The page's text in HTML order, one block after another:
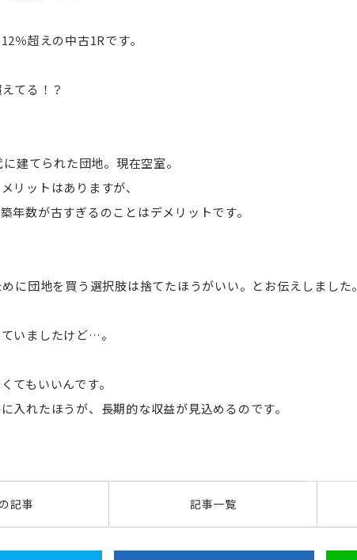
％超えの中古1Rです。
てる！？
建てられた団地。現在空室。
リットはありますが、
年数が古すぎるのことはデメリットです。
に団地を買う選択肢は捨てたほうがいい。とお伝えしました。
いましたけど…。
てもいいんです。
入れたほうが、長期的な収益が見込めるのです。
記事 記事一覧